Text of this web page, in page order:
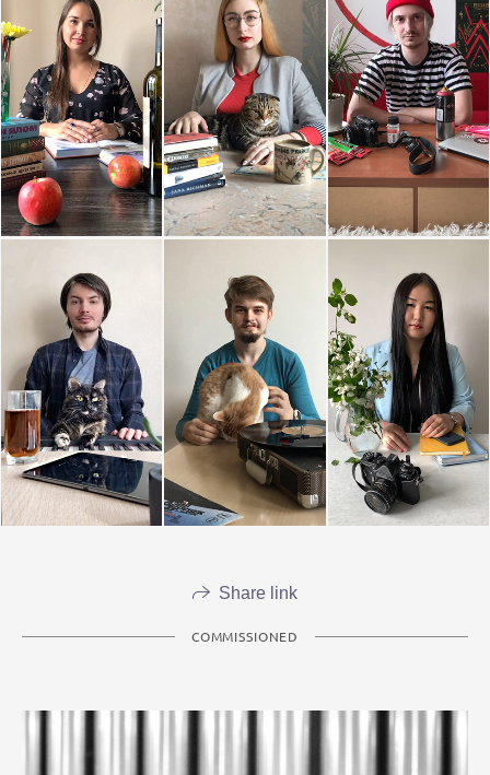
Share link
COMMISSIONED